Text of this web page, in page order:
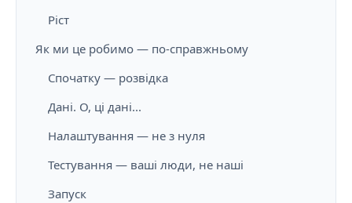
Ріст
Як ми це робимо — по-справжньому
Спочатку — розвідка
Дані. О, ці дані...
Налаштування — не з нуля
Тестування — ваші люди, не наші
Запуск